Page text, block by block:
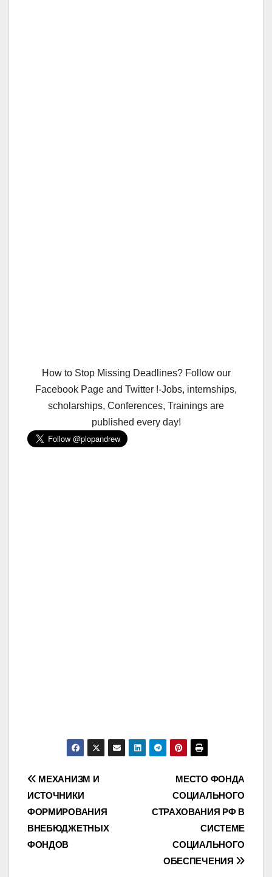
How to Stop Missing Deadlines? Follow our
Facebook Page and Twitter !-Jobs, internships,
scholarships, Conferences, Trainings are
published every day!
Post
navigation
МЕСТО ФОНДА
СОЦИАЛЬНОГО
СТРАХОВАНИЯ РФ В
СИСТЕМЕ
СОЦИАЛЬНОГО
ОБЕСПЕЧЕНИЯ
МЕХАНИЗМ И
ИСТОЧНИКИ
ФОРМИРОВАНИЯ
ВНЕБЮДЖЕТНЫХ
ФОНДОВ